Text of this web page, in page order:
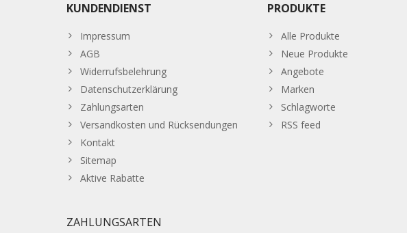
KUNDENDIENST
Impressum
AGB
Widerrufsbelehrung
Datenschutzerklärung
Zahlungsarten
Versandkosten und Rücksendungen
Kontakt
Sitemap
Aktive Rabatte
PRODUKTE
Alle Produkte
Neue Produkte
Angebote
Marken
Schlagworte
RSS feed
ZAHLUNGSARTEN